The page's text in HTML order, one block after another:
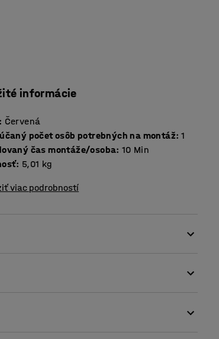
informácie
: Červená
počet osôb potrebných na montáž: 1
čas montáže/osoba: 10 Min
: 5,01 kg
viac podrobností
a gumené ochranné prvky, ktoré